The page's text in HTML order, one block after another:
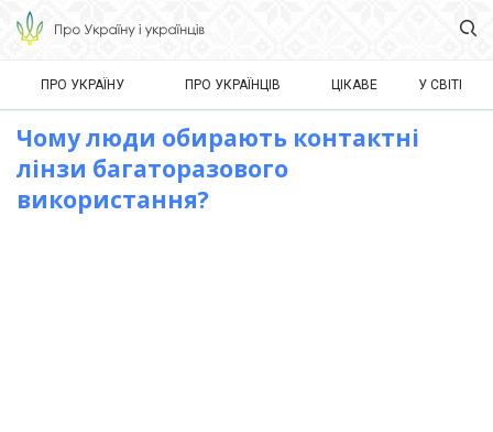
ПРО УКРАЇНУ ПРО УКРАЇНЦІВ ЦІКАВЕ У СВІТІ
Чому люди обирають контактні
лінзи багаторазового
використання?